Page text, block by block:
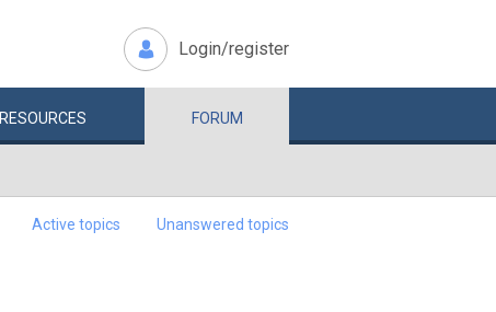
Login/register
RESOURCES FORUM
Active topics Unanswered topics